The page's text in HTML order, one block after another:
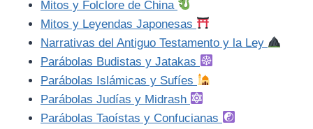
Mitos y Folclore de China
Mitos y Leyendas Japonesas
Narrativas del Antiguo Testamento y la Ley
Parábolas Budistas y Jatakas
Parábolas Islámicas y Sufíes
Parábolas Judías y Midrash
Parábolas Taoístas y Confucianas